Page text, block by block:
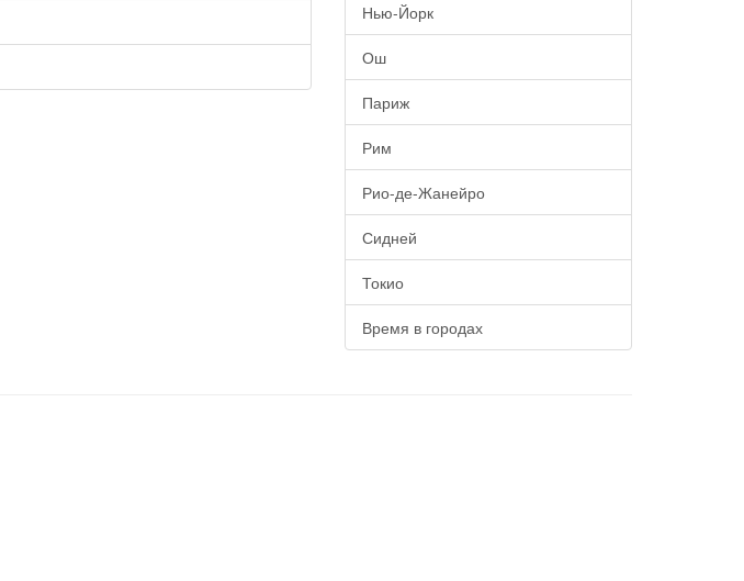
Нью-Йорк
Ош
Париж
Рим
Рио-де-Жанейро
Сидней
Токио
Время в городах